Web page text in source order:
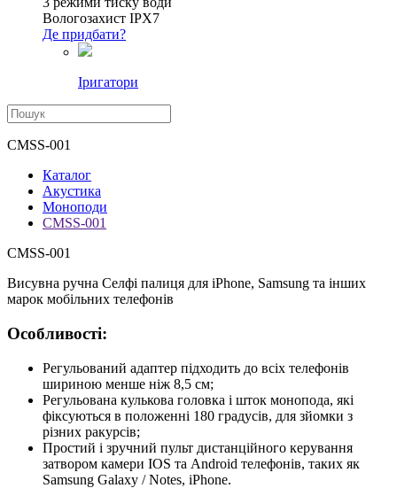
Вологозахист IPX7
Де придбати?
Іригатори
CMSS-001
Каталог
Акустика
Моноподи
CMSS-001
CMSS-001
Висувна ручна Селфі палиця для iPhone, Samsung та інших
марок мобільних телефонів
Особливості:
Регульований адаптер підходить до всіх телефонів
шириною менше ніж 8,5 см;
Регульована кулькова головка і шток монопода, які
фіксуються в положенні 180 градусів, для зйомки з
різних ракурсів;
Простий і зручний пульт дистанційного керування
затвором камери IOS та Android телефонів, таких як
Samsung Galaxy / Notes, iPhone.